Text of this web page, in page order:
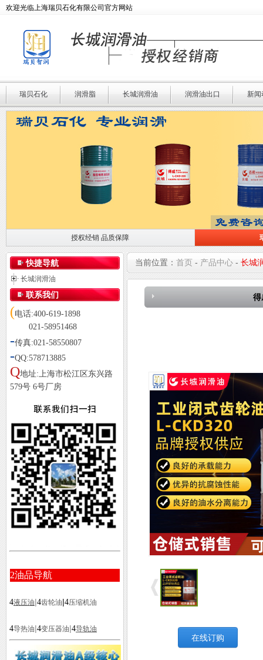
欢迎光临上海瑞贝石化有限公司官方网站
瑞贝石化 润滑脂 长城润滑油 润滑油出口 新闻
授权经销 品质保障
授权经销 品质保障
瑞贝石化 专业润滑
快捷导航
长城润滑油
联系我们
(电话:400-619-1898
021-58951468
-传真:021-58550807
-QQ:578713885
Q地址:上海市松江区东兴路
579号 6号厂房
2油品导航
4液压油|4齿轮油|4压缩机油
4导热油|4变压器油|4导轨油
当前位置： 首页 - 产品中心 - 长城
得
在线订购